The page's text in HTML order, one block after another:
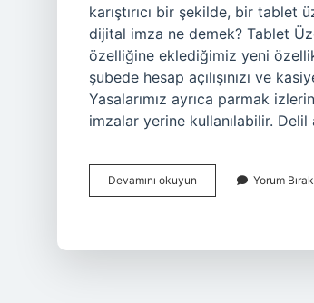
karıştırıcı bir şekilde, bir
dijital imza ne demek? Tablet
özelliğine eklediğimiz yeni
şubede hesap açılışınızı ve
Yasalarımız ayrıca parmak
imzalar yerine kullanılabilir. Delil
Devamını okuyun
Üzerine
Yorum Bırak